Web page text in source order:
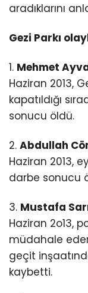
aradıklarını
Gezi Parkı
1. Mehmet
Haziran 2013,
kapatıldığı
sonucu öldü.
2. Abdullah
Haziran 2013,
darbe sonucu
3. Mustafa
Haziran 2o13,
müdahale
geçit
kaybetti.